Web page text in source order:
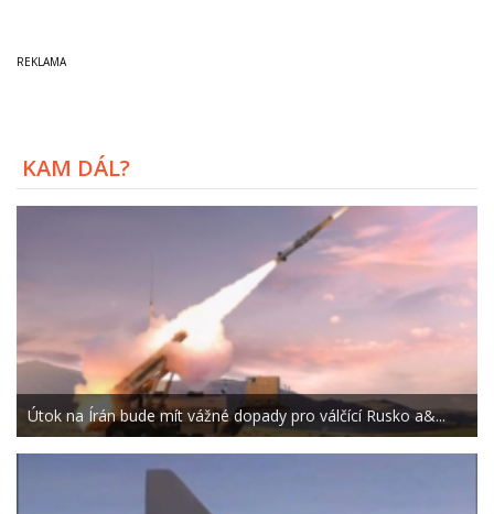
KAM DÁL?
Útok na Írán bude mít vážné dopady pro válčící Rusko a&...